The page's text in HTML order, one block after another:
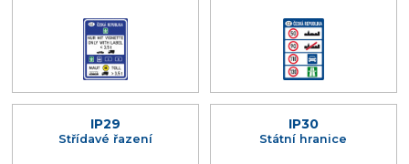
IP29
Střídavé řazení
IP30
Státní hranice